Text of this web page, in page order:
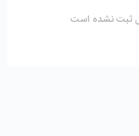
ثبت نشده است